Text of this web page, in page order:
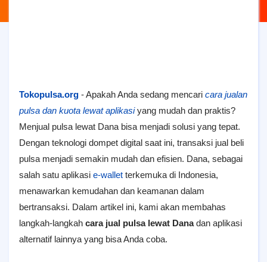
Tokopulsa.org - Apakah Anda sedang mencari cara jualan
pulsa dan kuota lewat aplikasiyang mudah dan praktis?
Menjual pulsa lewat Dana bisa menjadi solusi yang tepat.
Dengan teknologi dompet digital saat ini, transaksi jual beli
pulsa menjadi semakin mudah dan efisien. Dana, sebagai
salah satu aplikasi e-wallet terkemuka di Indonesia,
menawarkan kemudahan dan keamanan dalam
bertransaksi. Dalam artikel ini, kami akan membahas
langkah-langkah cara jual pulsa lewat Danadan aplikasi
alternatif lainnya yang bisa Anda coba.